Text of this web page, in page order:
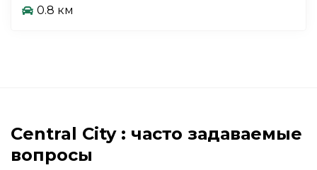
0.8 км
Central City : часто задаваемые
вопросы